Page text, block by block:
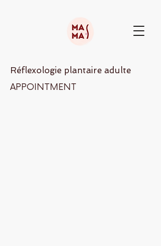
Réflexologie plantaire adulte
APPOINTMENT